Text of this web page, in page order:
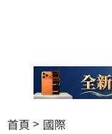
首頁 國際